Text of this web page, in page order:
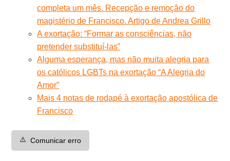
completa um mês. Recepção e remoção do
magistério de Francisco. Artigo de Andrea Grillo
A exortação: “Formar as consciências, não
pretender substituí-las”
Alguma esperança, mas não muita alegria para
os católicos LGBTs na exortação “A Alegria do
Amor”
Mais 4 notas de rodapé à exortação apostólica de
Francisco
⚠️ Comunicar erro